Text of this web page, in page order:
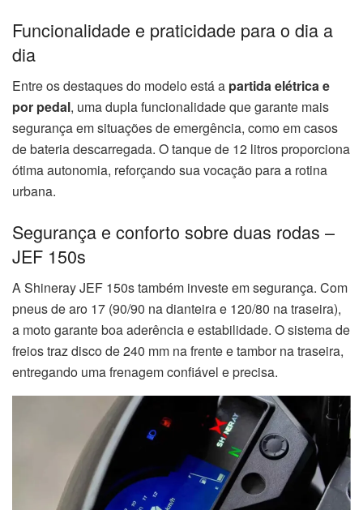
Funcionalidade e praticidade para o dia a
dia
Entre os destaques do modelo está a partida elétrica e
por pedal, uma dupla funcionalidade que garante mais
segurança em situações de emergência, como em casos
de bateria descarregada. O tanque de 12 litros proporciona
ótima autonomia, reforçando sua vocação para a rotina
urbana.
Segurança e conforto sobre duas rodas –
JEF 150s
A Shineray JEF 150s também investe em segurança. Com
pneus de aro 17 (90/90 na dianteira e 120/80 na traseira),
a moto garante boa aderência e estabilidade. O sistema de
freios traz disco de 240 mm na frente e tambor na traseira,
entregando uma frenagem confiável e precisa.